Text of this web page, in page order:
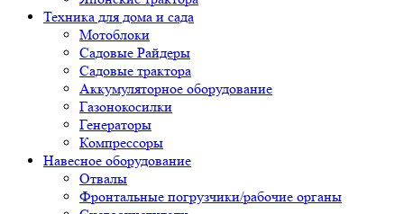
Техника для дома и сада
Мотоблоки
Садовые Райдеры
Садовые трактора
Аккумуляторное оборудование
Газонокосилки
Генераторы
Компрессоры
Навесное оборудование
Отвалы
Фронтальные погрузчики/рабочие органы